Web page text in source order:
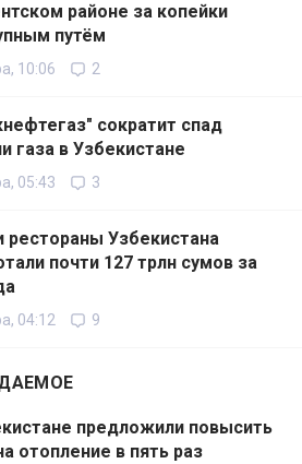
районе за копейки
путём
10:06 2
сократит спад
газа в Узбекистане
05:43 3
рестораны Узбекистана
почти 127 трлн сумов за
04:12 9
предложили повысить
отопление в пять раз